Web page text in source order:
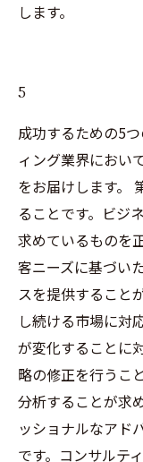
します。
5
成功するための5
ィング業界におい
をお届けします。
ることです。ビジ
求めているものを
客ニーズに基づい
スを提供すること
し続ける市場に対
が変化することに
略の修正を行うこ
分析することが求
ッショナルなアド
です。コンサルテ